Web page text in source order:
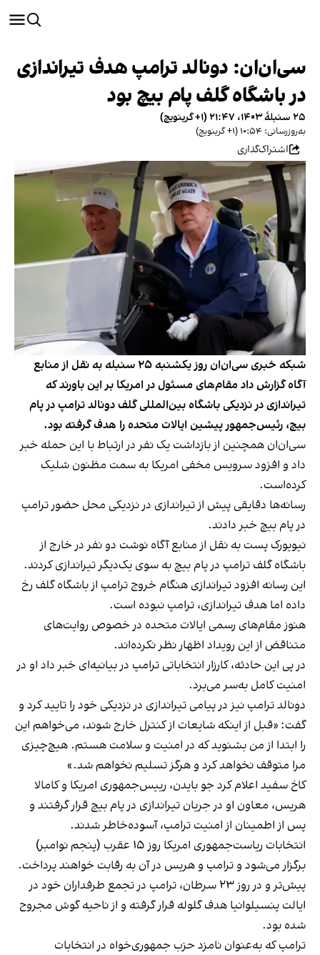
سی‌ان‌ان: دونالد ترامپ هدف تیراندازی
در باشگاه گلف پام بیچ بود
۲۵ سنبلهٔ ۱۴۰۳، ۲۱:۴۷ (‎+۱ گرینویچ)
به‌روزرسانی: ۱۰:۵۴ (‎+۱ گرینویچ)
اشتراک‌گذاری
شبکه خبری سی‌ان‌ان روز یکشنبه ۲۵ سنبله به نقل از منابع
آگاه گزارش داد مقام‌های مسئول در امریکا بر این باورند که
تیراندازی در نزدیکی باشگاه بین‌المللی گلف دونالد ترامپ در پام
بیچ، رئیس‌جمهور پیشین ایالات متحده را هدف گرفته بود.
سی‌ان‌ان همچنین از بازداشت یک نفر در ارتباط با این حمله خبر
داد و افزود سرویس مخفی امریکا به سمت مظنون شلیک
کرده‌است.
رسانه‌ها دقایقی پیش از تیراندازی در نزدیکی محل حضور ترامپ
در پام بیچ خبر دادند.
نیویورک پست به نقل از منابع آگاه نوشت دو نفر در خارج از
باشگاه گلف ترامپ در پام بیچ به سوی یک‌دیگر تیراندازی کردند.
این رسانه افزود تیراندازی هنگام خروج ترامپ از باشگاه گلف رخ
داده اما هدف تیراندازی، ترامپ نبوده است.
هنوز مقام‌های رسمی ایالات متحده در خصوص روایت‌های
متناقض از این رویداد اظهار نظر نکرده‌اند.
در پی این حادثه، کارزار انتخاباتی ترامپ در بیانیه‌ای خبر داد او در
امنیت کامل به‌سر می‌برد.
دونالد ترامپ نیز در پیامی تیراندازی در نزدیکی خود را تایید کرد و
گفت: «قبل از اینکه شایعات از کنترل خارج شوند، می‌خواهم این
را ابتدا از من بشنوید که در امنیت و سلامت هستم. هیچ‌چیزی
مرا متوقف نخواهد کرد و هرگز تسلیم نخواهم شد.»
کاخ سفید اعلام کرد جو بایدن، رییس‌جمهوری امریکا و کامالا
هریس، معاون او در جریان تیراندازی در پام بیچ قرار گرفتند و
پس از اطمینان از امنیت ترامپ، آسوده‌خاطر شدند.
انتخابات ریاست‌جمهوری امریکا روز ۱۵ عقرب (پنجم نوامبر)
برگزار می‌شود و ترامپ و هریس در آن به رقابت خواهند پرداخت.
پیش‌تر و در روز ۲۳ سرطان، ترامپ در تجمع طرفداران خود در
ایالت پنسیلوانیا هدف گلوله قرار گرفته و از ناحیه گوش مجروح
شده بود.
ترامپ که به‌عنوان نامزد حزب‌ جمهوری‌خواه در انتخابات